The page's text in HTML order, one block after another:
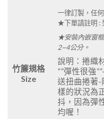
竹簾規格
Size
一律訂製，任
★下單請註明 :
★安裝內嵌窗
2~4公分。
說明：捲織
“”彈性很強
送扭曲捲著-
樣的狀況為
抖，因為彈
均喔！